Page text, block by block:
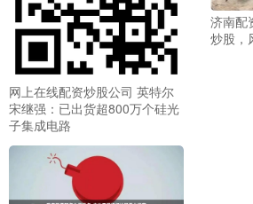
网上在线配资炒股公司 英特尔
宋继强：已出货超800万个硅光
子集成电路
济南配
炒股，